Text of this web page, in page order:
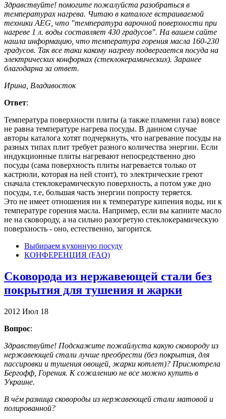
Здравствуйте! помогите пожалуйста разобраться в
температурах нагрева. Читаю в каталоге встраиваемой
техники AEG, что "температура варочной поверхности при
нагреве 1 л. воды составляет 430 градусов". На вашем сайте
нашла информацию, что температура горения масла 160-230
градусов. Так все таки какому нагреву подвергается посуда на
электрических конфорках (стеклокерамических). Заранее
благодарна за ответ.
Ирина, Владивосток
Ответ:
Температура поверхности плиты (а также пламени газа) вовсе
не равна температуре нагрева посуды. В данном случае
авторы каталога хотят подчеркнуть, что нагревание посуды на
разных типах плит требует разного количества энергии. Если
индукционные плиты нагревают непосредственно дно
посуды (сама поверхность плиты нагревается только от
кастрюли, которая на ней стоит), то электрические греют
сначала стеклокерамическую поверхность, а потом уже дно
посуды, т.е, большая часть энергии попросту теряется.
Это не имеет отношения ни к температуре кипения воды, ни к
температуре горения масла. Например, если вы капните масло
не на сковороду, а на сильно разогретую стеклокерамическую
поверхность - оно, естественно, загорится.
Выбираем кухонную посуду
КОНФЕРЕНЦИЯ (FAQ)
Сковорода из нержавеющей стали без
покрытия для тушения и жарки
2012 Июл 18
Вопрос:
Здравствуйте! Подскажите пожайлуста какую сковороду из
нержавеющей стали лучше преобрести (без покрытия, для
пассировки и тушения овощей, жарки котлет)? Присмотрела
Бергофф, Горения. К сожалению не все можно купить в
Украине.
В чём разница сковороды из нержавеющей стали матовой и
полированной?